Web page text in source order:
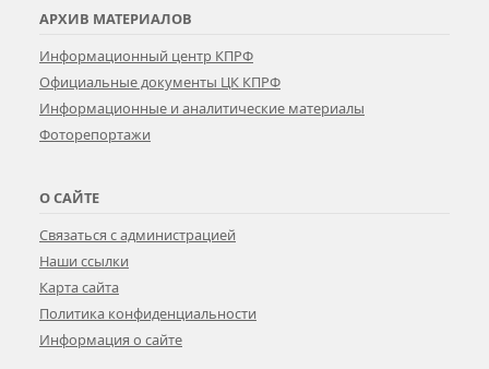
АРХИВ МАТЕРИАЛОВ
Информационный центр КПРФ
Официальные документы ЦК КПРФ
Информационные и аналитические материалы
Фоторепортажи
О САЙТЕ
Связаться с администрацией
Наши ссылки
Карта сайта
Политика конфиденциальности
Информация о сайте